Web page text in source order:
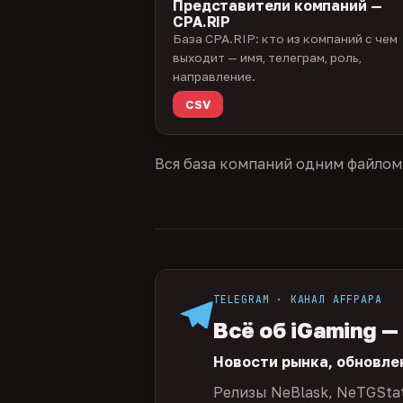
Представители компаний —
CPA.RIP
База CPA.RIP: кто из компаний с чем
выходит — имя, телеграм, роль,
направление.
CSV
Вся база компаний одним
TELEGRAM · КАНАЛ AFFPAPA
Всё об iGaming
Новости рынка,
Релизы NeBlask,